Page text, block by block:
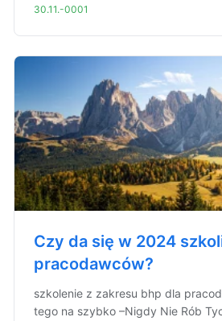
30.11.-0001
Czy da się w 2024
pracodawców?
szkolenie z zakresu bhp dla
tego na szybko –Nigdy Nie Rób